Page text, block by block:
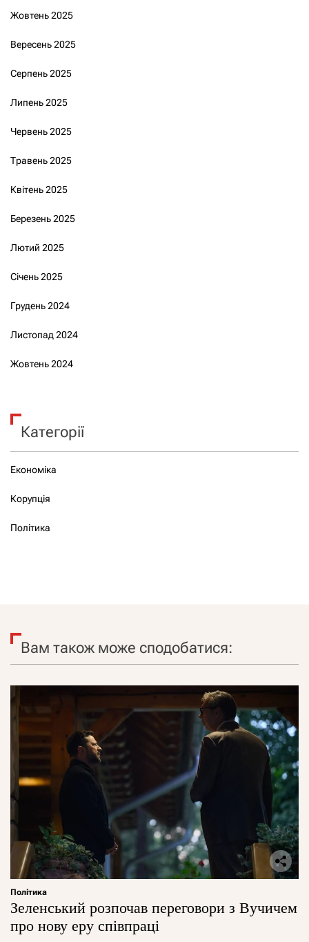
Жовтень 2025
Вересень 2025
Серпень 2025
Липень 2025
Червень 2025
Травень 2025
Квітень 2025
Березень 2025
Лютий 2025
Січень 2025
Грудень 2024
Листопад 2024
Жовтень 2024
Категорії
Економіка
Корупція
Політика
Вам також може сподобатися:
Політика
Зеленський розпочав переговори з Вучичем
про нову еру співпраці